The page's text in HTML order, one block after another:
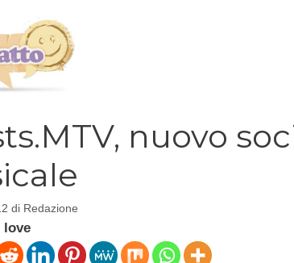
nuovo
di Redazione
love